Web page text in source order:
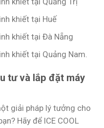
khiết tại Huế
khiết tại Đà Nẵng
khiết tại Quảng Nam.
tư và lắp đặt máy
giải pháp lý tưởng cho
Hãy để ICE COOL